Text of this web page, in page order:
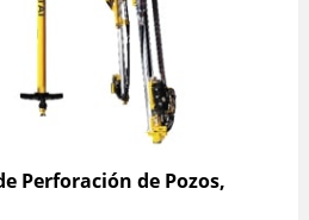
Perforación de Pozos,